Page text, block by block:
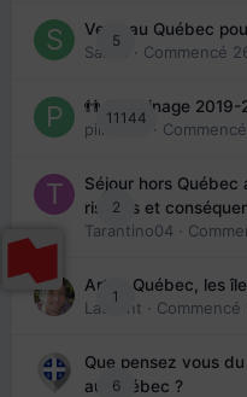
5
Venir au Québec
Sab74
· Commencé
11144
👬 Parrainage 2019-
piinoush · Commencé
2
Séjour hors Québec
risques et
Tarantino04 ·
1
Arte : Québec, les
Laurent · Commencé
6
Que pensez vous
au Québec ?